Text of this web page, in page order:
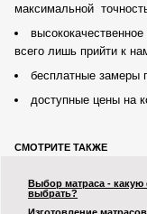
максимальной
всего лишь прийти к
бесплатные замеры
доступные цены на
СМОТРИТЕ ТАКЖЕ
Выбор матраса -
выбрать?